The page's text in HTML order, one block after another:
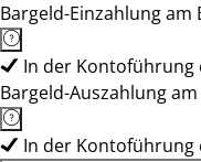
Bargeld-Einzahlung am
In der Kontoführung
Bargeld-Auszahlung
In der Kontoführung